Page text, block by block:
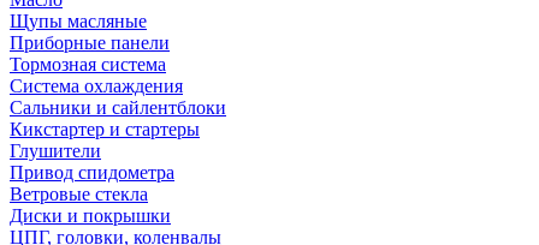
Щупы масляные
Приборные панели
Тормозная система
Система охлаждения
Сальники и сайлентблоки
Кикстартер и стартеры
Глушители
Привод спидометра
Ветровые стекла
Диски и покрышки
ЦПГ, головки, коленвалы